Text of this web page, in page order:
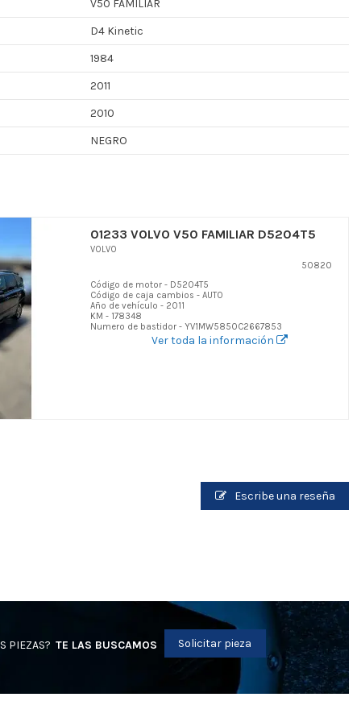
V50 FAMILIAR
D4 Kinetic
1984
2011
2010
NEGRO
01233 VOLVO V50 FAMILIAR D5204T5
VOLVO
50820
Código de motor - D5204T5
Código de caja cambios - AUTO
Año de vehículo - 2011
KM - 178348
Numero de bastidor - YV1MW5850C2667853
Ver toda la información
Escribe una reseña
PIEZAS? TE LAS BUSCAMOS Solicitar pieza